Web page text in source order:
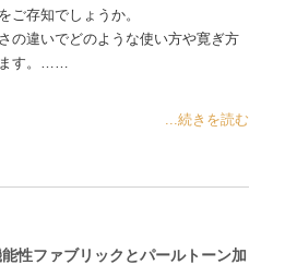
ご存知でしょうか。
の違いでどのような使い方や寛ぎ方
す。……
...続きを読む
性ファブリックとパールトーン加